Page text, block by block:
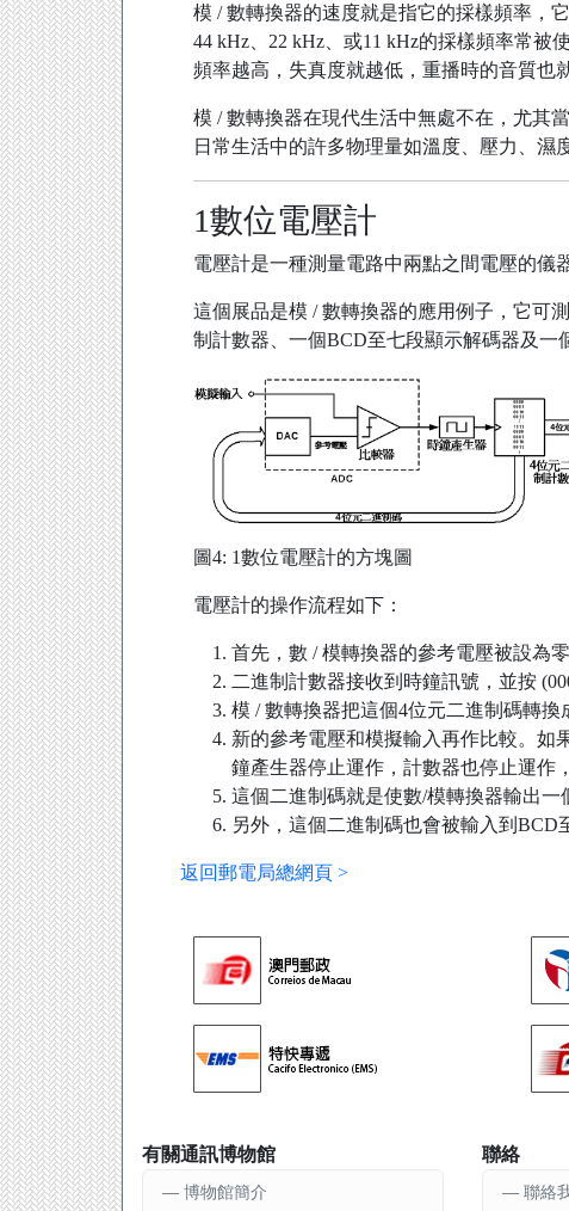
模 / 數轉換器的速度就是指它的採樣頻率，
44 kHz、22 kHz、或11 kHz的採樣頻率常被
頻率越高，失真度就越低，重播時的音質也
模 / 數轉換器在現代生活中無處不在，尤其
日常生活中的許多物理量如溫度、壓力、濕
1數位電壓計
電壓計是一種測量電路中兩點之間電壓的儀
這個展品是模 / 數轉換器的應用例子，它可
制計數器、一個BCD至七段顯示解碼器及一
圖4: 1數位電壓計的方塊圖
電壓計的操作流程如下：
首先，數 / 模轉換器的參考電壓被設為
二進制計數器接收到時鐘訊號，並按
模 / 數轉換器把這個4位元二進制碼轉換
新的參考電壓和模擬輸入再作比較。如
鐘產生器停止運作，計數器也停止運作
這個二進制碼就是使數/模轉換器輸出一
另外，這個二進制碼也會被輸入到BCD
返回郵電局總網頁 >
有關通訊博物館
博物館簡介
聯絡
聯絡